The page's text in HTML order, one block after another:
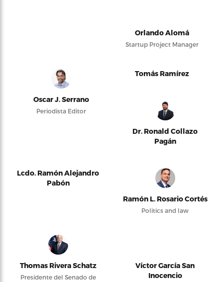
Orlando Alomá
Startup Project Manager
Oscar J. Serrano
Periodista Editor
Tomás Ramírez
Dr. Ronald Collazo
Pagán
Lcdo. Ramón Alejandro
Pabón
Ramón L. Rosario Cortés
Politics and law
Thomas Rivera Schatz
Presidente del Senado de
Víctor García San
Inocencio